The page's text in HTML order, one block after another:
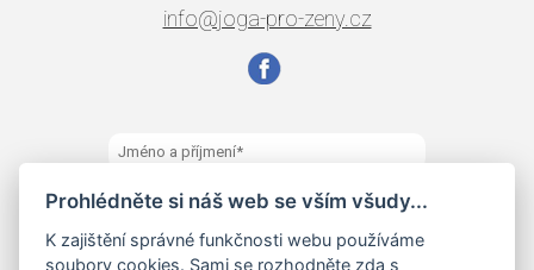
info@joga-pro-zeny.cz
Prohlédněte si náš web se vším všudy...
K zajištění správné funkčnosti webu používáme
soubory cookies. Sami se rozhodněte zda s